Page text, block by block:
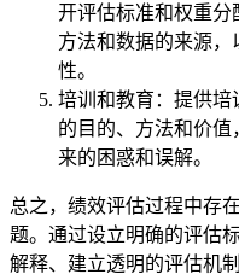
开评估标准和权重分
方法和数据的来源
性。
培训和教育：提供培
的目的、方法和价
来的困惑和误解。
总之，绩效评估过程中存
题。通过设立明确的评估
解释、建立透明的评估机